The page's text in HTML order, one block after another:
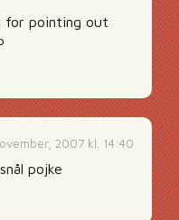
for pointing out
2007 kl. 14:40
pojke